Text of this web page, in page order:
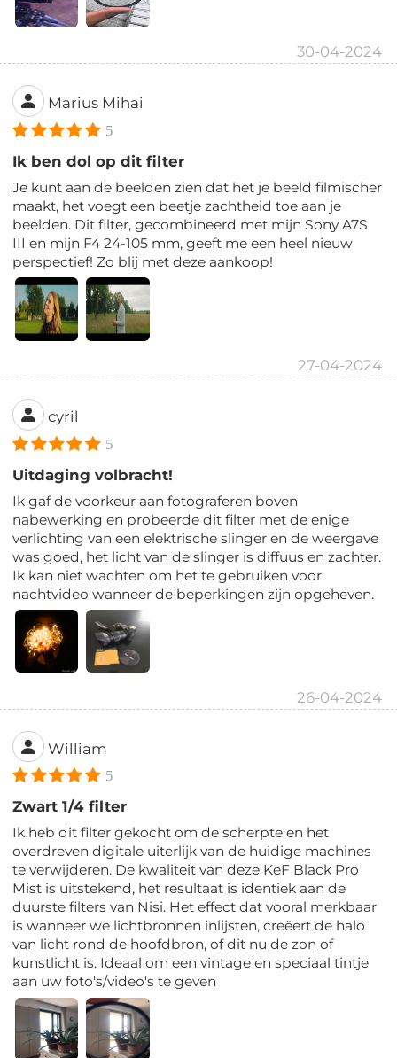
30-04-2024
Marius Mihai
5
Ik ben dol op dit filter
Je kunt aan de beelden zien dat het je beeld filmischer
maakt, het voegt een beetje zachtheid toe aan je
beelden. Dit filter, gecombineerd met mijn Sony A7S
III en mijn F4 24-105 mm, geeft me een heel nieuw
perspectief! Zo blij met deze aankoop!
27-04-2024
cyril
5
Uitdaging volbracht!
Ik gaf de voorkeur aan fotograferen boven
nabewerking en probeerde dit filter met de enige
verlichting van een elektrische slinger en de weergave
was goed, het licht van de slinger is diffuus en zachter.
Ik kan niet wachten om het te gebruiken voor
nachtvideo wanneer de beperkingen zijn opgeheven.
26-04-2024
William
5
Zwart 1/4 filter
Ik heb dit filter gekocht om de scherpte en het
overdreven digitale uiterlijk van de huidige machines
te verwijderen. De kwaliteit van deze KeF Black Pro
Mist is uitstekend, het resultaat is identiek aan de
duurste filters van Nisi. Het effect dat vooral merkbaar
is wanneer we lichtbronnen inlijsten, creëert de halo
van licht rond de hoofdbron, of dit nu de zon of
kunstlicht is. Ideaal om een vintage en speciaal tintje
aan uw foto's/video's te geven